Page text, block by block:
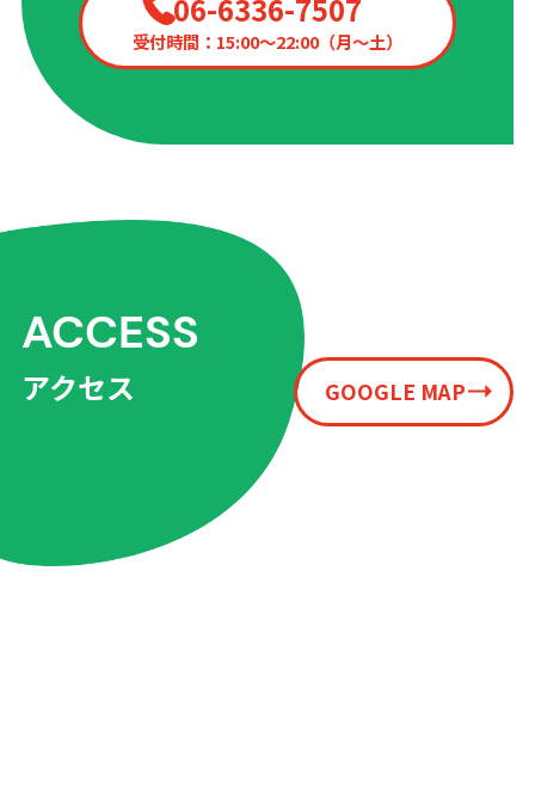
06-6336-7507
受付時間：15:00〜22:00（月〜土）
ACCESS
アクセス GOOGLE MAP